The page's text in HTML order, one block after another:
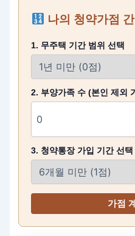
나의 청약가점
1. 무주택 기간 범위 선택
2. 부양가족 수 (본인 제외
3. 청약통장 가입 기간 선택
가점